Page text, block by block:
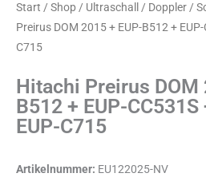
Start / Shop / Ultraschall / Doppler /
Preirus DOM 2015 + EUP-B512 +
C715
Hitachi Preirus DOM
B512 + EUP-
EUP-C715
Artikelnummer: EU122025-NV